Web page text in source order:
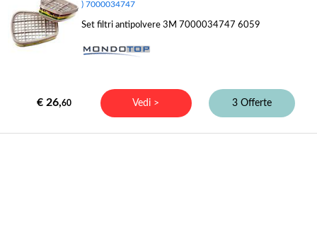
) 7000034747
Set filtri antipolvere 3M 7000034747 6059
€ 26,60 Vedi > 3 Offerte